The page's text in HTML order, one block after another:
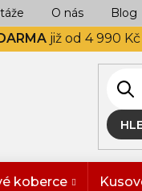
již od 4 990
O nás Blog
koberce